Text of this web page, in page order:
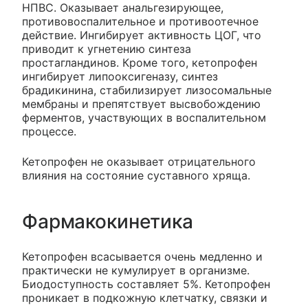
НПВС. Оказывает анальгезирующее,
противовоспалительное и противоотечное
действие. Ингибирует активность ЦОГ, что
приводит к угнетению синтеза
простагландинов. Кроме того, кетопрофен
ингибирует липооксигеназу, синтез
брадикинина, стабилизирует лизосомальные
мембраны и препятствует высвобождению
ферментов, участвующих в воспалительном
процессе.
Кетопрофен не оказывает отрицательного
влияния на состояние суставного хряща.
Фармакокинетика
Кетопрофен всасывается очень медленно и
практически не кумулирует в организме.
Биодоступность составляет 5%. Кетопрофен
проникает в подкожную клетчатку, связки и